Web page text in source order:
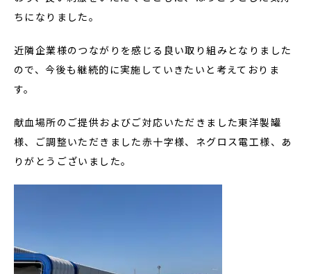
ちになりました。
近隣企業様のつながりを感じる良い取り組みとなりました
ので、今後も継続的に実施していきたいと考えておりま
す。
献血場所のご提供およびご対応いただきました東洋製罐
様、ご調整いただきました赤十字様、ネグロス電工様、あ
りがとうございました。